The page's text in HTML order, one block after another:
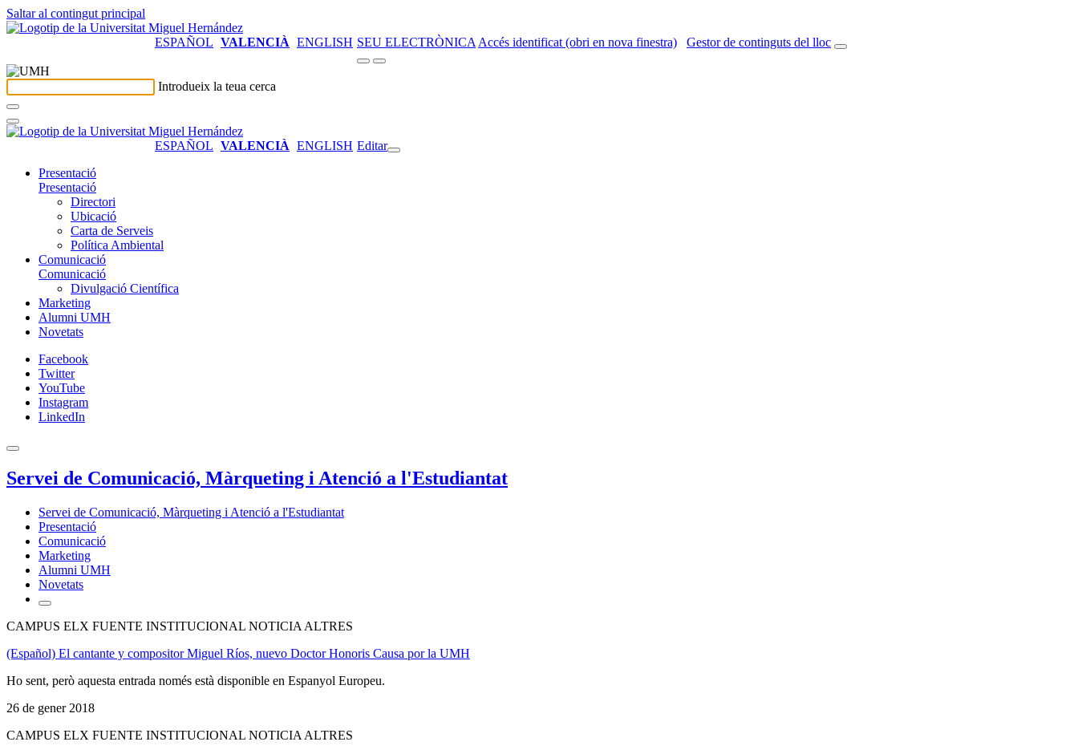
Saltar al contingut principal
ESPAÑOL VALENCIÀ ENGLISH SEU ELECTRÒNICA Accés identificat (obri en nova finestra) Gestor de continguts del lloc
Introdueix la teua cerca
ESPAÑOL VALENCIÀ ENGLISH Editar
Presentació
Presentació
Directori
Ubicació
Carta de Serveis
Política Ambiental
Comunicació
Comunicació
Divulgació Científica
Marketing
Alumni UMH
Novetats
Facebook
Twitter
YouTube
Instagram
LinkedIn
Servei de Comunicació, Màrqueting i Atenció a l'Estudiantat
Servei de Comunicació, Màrqueting i Atenció a l'Estudiantat
Presentació
Comunicació
Marketing
Alumni UMH
Novetats
CAMPUS ELX FUENTE INSTITUCIONAL NOTICIA ALTRES
(Español) El cantante y compositor Miguel Ríos, nuevo Doctor Honoris Causa por la UMH
Ho sent, però aquesta entrada només està disponible en Espanyol Europeu.
26 de gener 2018
CAMPUS ELX FUENTE INSTITUCIONAL NOTICIA ALTRES